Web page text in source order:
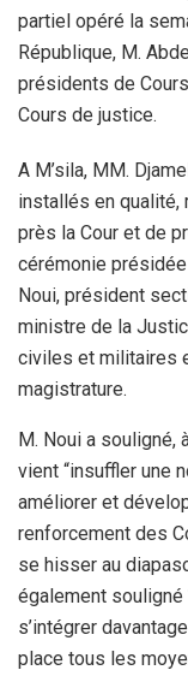
partiel opéré la
République, M.
présidents de
Cours de justice.
A M’sila, MM.
installés en qualité,
près la Cour et de
cérémonie
Noui, président
ministre de la
civiles et militaires
magistrature.
M. Noui a souligné,
vient “insuffler une
améliorer et
renforcement des
se hisser au
également souligné
s’intégrer
place tous les